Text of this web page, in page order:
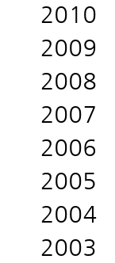
2010
2009
2008
2007
2006
2005
2004
2003